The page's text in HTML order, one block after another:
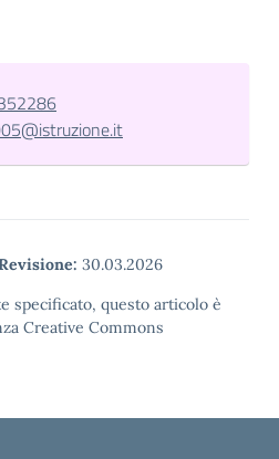
30.03.2026
specificato, questo articolo è
Creative Commons